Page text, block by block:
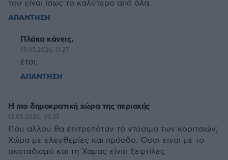
του είναι ίσως το καλύτερο από όλα.
ΑΠΑΝΤΗΣΗ
Πλάκα κάνεις,
13.05.2026, 11:27
έτσι;
ΑΠΑΝΤΗΣΗ
Η πιο δημοκρατική χώρα της περιοχής
13.05.2026, 09:35
Που αλλού θα επιτρεπόταν το ντύσιμο των κοριτσιών;
Χώρα με ελευθερίες και πρόοδο. Όσοι ειναι με το
σκοταδισμό και τη Χαμας είναι ξεφτίλες